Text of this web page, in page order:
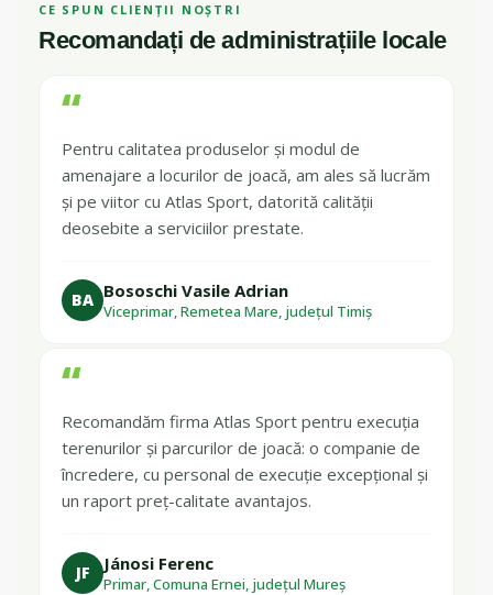
CE SPUN CLIENȚII NOȘTRI
Recomandați de administrațiile locale
“
Pentru calitatea produselor și modul de
amenajare a locurilor de joacă, am ales să lucrăm
și pe viitor cu Atlas Sport, datorită calității
deosebite a serviciilor prestate.
BA Bososchi Vasile Adrian
Viceprimar, Remetea Mare, județul Timiș
“
Recomandăm firma Atlas Sport pentru execuția
terenurilor și parcurilor de joacă: o companie de
încredere, cu personal de execuție excepțional și
un raport preț-calitate avantajos.
JF Jánosi Ferenc
Primar, Comuna Ernei, județul Mureș